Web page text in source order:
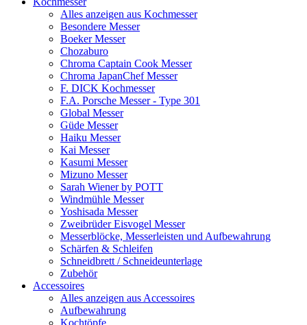
Alles anzeigen aus Kochmesser
Besondere Messer
Boeker Messer
Chozaburo
Chroma Captain Cook Messer
Chroma JapanChef Messer
F. DICK Kochmesser
F.A. Porsche Messer - Type 301
Global Messer
Güde Messer
Haiku Messer
Kai Messer
Kasumi Messer
Mizuno Messer
Sarah Wiener by POTT
Windmühle Messer
Yoshisada Messer
Zweibrüder Eisvogel Messer
Messerblöcke, Messerleisten und Aufbewahrung
Schärfen & Schleifen
Schneidbrett / Schneideunterlage
Zubehör
Accessoires
Alles anzeigen aus Accessoires
Aufbewahrung